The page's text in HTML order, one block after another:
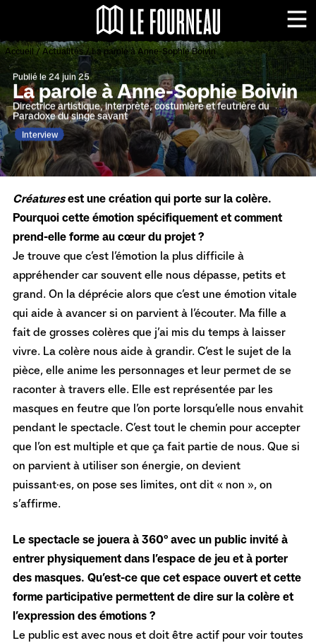
Panneau de gestion des cookies
Le Fourneau -
Accueil / Actualités/ La parole à Anne-Sophie Boivin
Publié le 24 juin 25
La parole à Anne-Sophie Boivin
Directrice artistique, interprète, costumière et feutrière du
Paradoxe du singe savant
Interview
Créaturesest une création qui porte sur la colère.
Pourquoi cette émotion spécifiquement et comment
prend-elle forme au cœur du projet ?
Je trouve que c’est l’émotion la plus difficile à
appréhender car souvent elle nous dépasse, petits et
grand. On la déprécie alors que c’est une émotion vitale
qui aide à avancer si on parvient à l’écouter. Ma fille a
fait de grosses colères que j’ai mis du temps à laisser
vivre. La colère nous aide à grandir. C’est le sujet de la
pièce, elle anime les personnages et leur permet de se
raconter à travers elle. Elle est représentée par les
masques en feutre que l’on porte lorsqu’elle nous envahit
pendant le spectacle. C’est tout le chemin pour accepter
que l’on est multiple et que ça fait partie de nous. Que si
on parvient à utiliser son énergie, on devient
puissant·es, on pose ses limites, ont dit « non », on
s’affirme.
Le spectacle se jouera à 360° avec un public invité à
entrer physiquement dans l’espace de jeu et à porter
des masques. Qu’est-ce que cet espace ouvert et cette
forme participative permettent de dire sur la colère et
l’expression des émotions ?
Le public est avec nous et doit être actif pour voir toutes